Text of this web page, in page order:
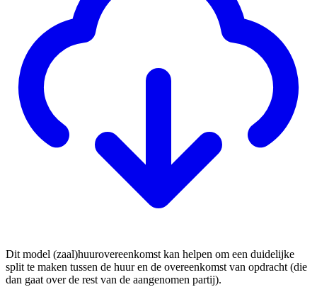
Dit model (zaal)huurovereenkomst kan helpen om een duidelijke
split te maken tussen de huur en de overeenkomst van opdracht (die
dan gaat over de rest van de aangenomen partij).